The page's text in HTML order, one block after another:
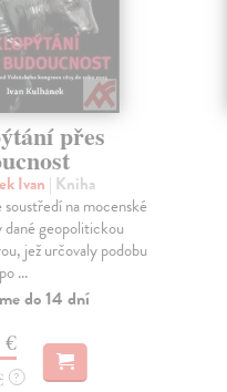
přes
Ivan | Kniha
soustředí na mocenské
dané geopolitickou
jež určovaly podobu
...
do 14 dní
€
?